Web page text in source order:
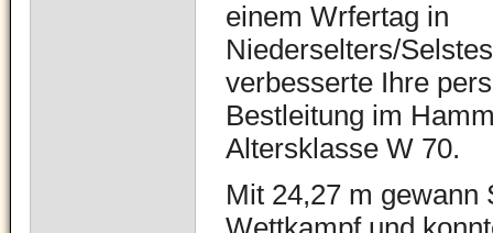
einem Wrfertag in
Niederselters/
verbesserte Ihre
Bestleitung im
Altersklasse W 70.
Mit 24,27 m gewann